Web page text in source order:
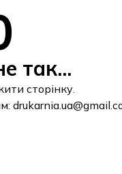
так...
сторінку.